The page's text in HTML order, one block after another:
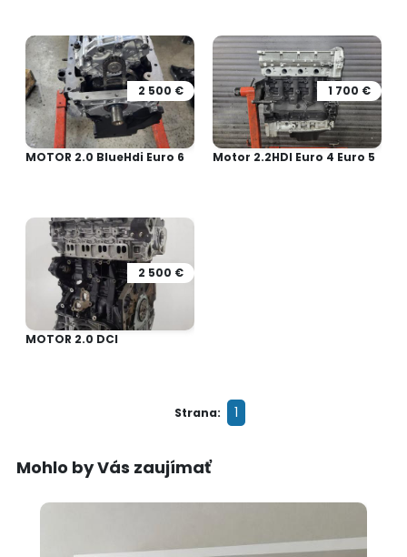
2 500 €
MOTOR 2.0 BlueHdi Euro 6
1 700 €
Motor 2.2HDI Euro 4 Euro 5
2 500 €
MOTOR 2.0 DCI
Strana: 1
Mohlo by Vás zaujímať